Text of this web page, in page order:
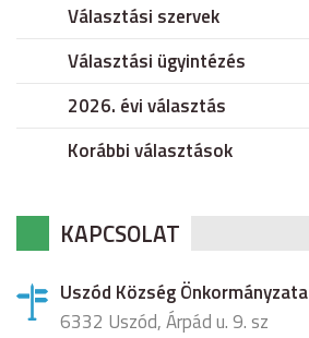
Választási szervek
Választási ügyintézés
2026. évi választás
Korábbi választások
KAPCSOLAT
Uszód Község Önkormányzata
6332 Uszód, Árpád u. 9. sz